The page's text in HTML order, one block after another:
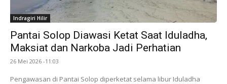
Indragiri Hilir
Pantai Solop Diawasi Ketat Saat Iduladha,
Maksiat dan Narkoba Jadi Perhatian
26 Mei 2026 -11:03
Pengawasan di Pantai Solop diperketat selama libur Iduladha